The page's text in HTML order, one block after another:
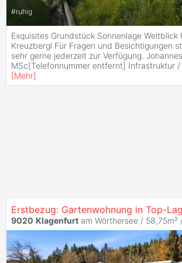
#ruhig
Exquisites Grundstück Sonnenlage Weitblick
Kreuzbergl Für Fragen und Besichtigungen
sehr gerne jederzeit zur Verfügung.
MSc[Telefonnummer entfernt] Infrastruktur /
[Mehr]
Erstbezug: Gartenwohnung in Top-
9020 Klagenfurt am Wörthersee / 58,75m²